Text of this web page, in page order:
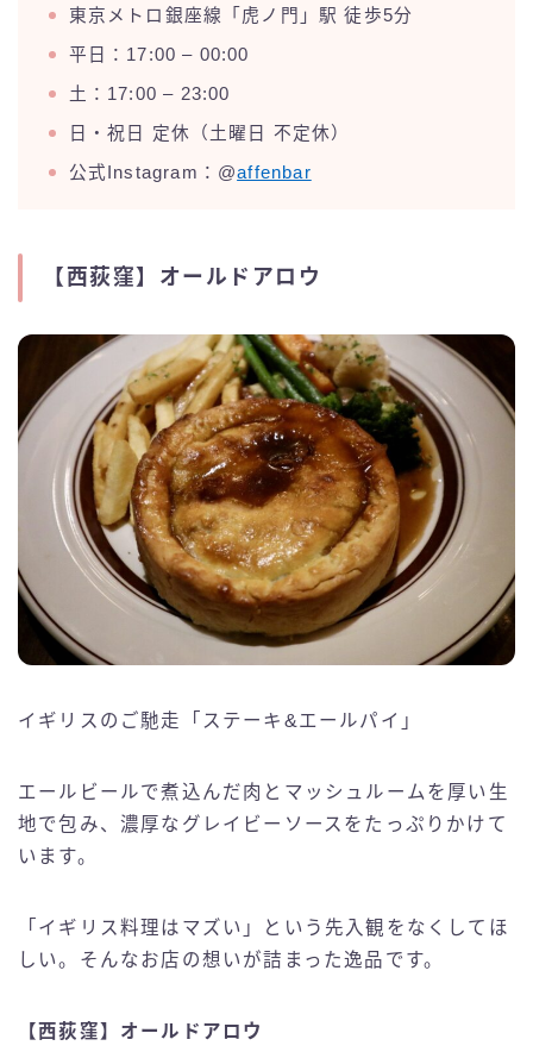
東京メトロ銀座線「虎ノ門」駅 徒歩5分
平日：17:00 – 00:00
土：17:00 – 23:00
日・祝日 定休（土曜日 不定休）
公式Instagram：@affenbar
【西荻窪】オールドアロウ
イギリスのご馳走「ステーキ&エールパイ」
エールビールで煮込んだ肉とマッシュルームを厚い生
地で包み、濃厚なグレイビーソースをたっぷりかけて
います。
「イギリス料理はマズい」という先入観をなくしてほ
しい。そんなお店の想いが詰まった逸品です。
【西荻窪】オールドアロウ